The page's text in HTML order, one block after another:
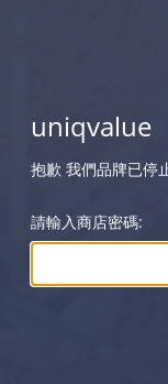
uniqvalue
抱歉 我們品牌已停
請輸入商店密碼: